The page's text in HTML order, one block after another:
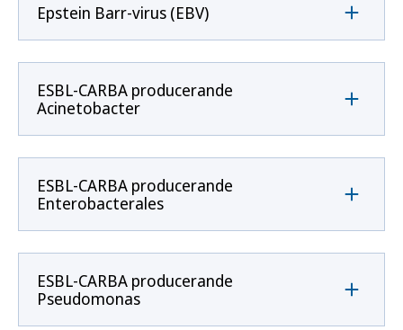
Epstein Barr-virus (EBV)
ESBL-CARBA producerande
Acinetobacter
ESBL-CARBA producerande
Enterobacterales
ESBL-CARBA producerande
Pseudomonas